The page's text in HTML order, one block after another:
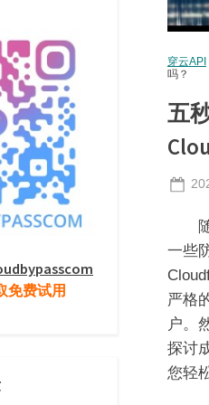
穿云API
吗？
五
随
一些
严格
户。
探讨
您轻
免费试用